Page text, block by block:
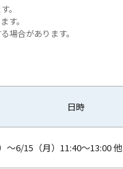
。
す。
場合があります。
日時
～6/15（月）11:40～13:00 他